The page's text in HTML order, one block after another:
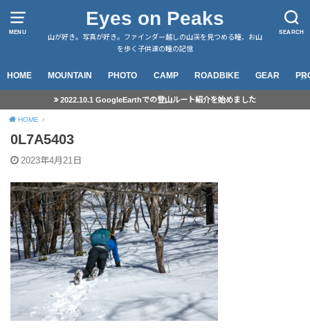
MENU SEARCH
Eyes on Peaks
山が好き。写真が好き。ファインダー越しの山渓を見つめる瞳、お山
を歩く子供達の瞳の記憶
HOME MOUNTAIN PHOTO CAMP ROADBIKE GEAR
2022.10.1 GoogleEarthでの登山ルート紹介を始めました
HOME
0L7A5403
2023年4月21日